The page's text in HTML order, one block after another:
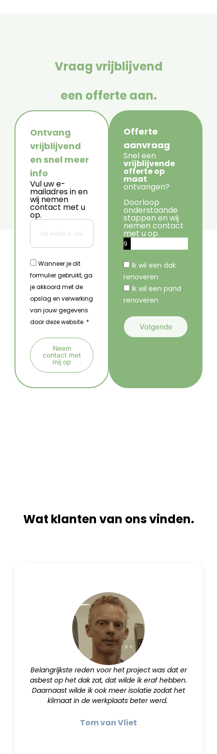
Vraag vrijblijvend
een offerte aan.
Ontvang
vrijblijvend
en snel meer
info
Vul uw e-
mailadres in en
wij nemen
contact met u
op.
Wanneer je dit
formulier gebruikt, ga
je akkoord met de
opslag en verwerking
van jouw gegevens
door deze website. *
Neem
contact met
mij op
l
Offerte
aanvraag
Snel een
vrijblijvende
offerte op
maat
ontvangen?
Doorloop
onderstaande
stappen en wij
nemen contact
met u op.
9
Ik wil een dak
renoveren
Ik wil een pand
renoveren
Volgende
r
Wat klanten van ons vinden.
Belangrijkste reden voor het project was dat er
asbest op het dak zat, dat wilde ik eraf hebben.
Daarnaast wilde ik ook meer isolatie zodat het
klimaat in de werkplaats beter werd.
Tom van Vliet